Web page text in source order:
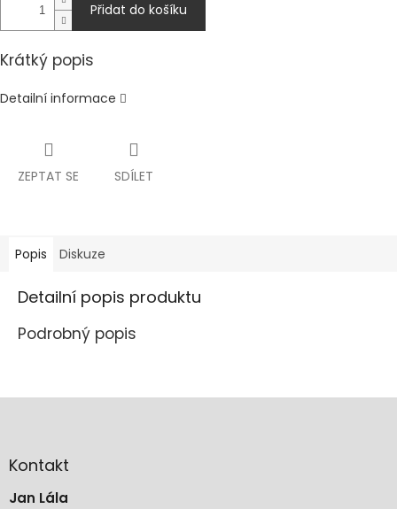
Přidat do košíku
Krátký popis
Detailní informace
ZEPTAT SE SDÍLET
Popis Diskuze
Detailní popis produktu
Podrobný popis
aKontakt
Jan Lála